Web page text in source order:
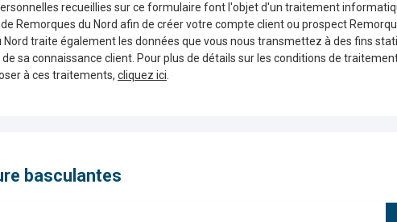
recueillies sur ce formulaire font l'objet d'un traitement
Remorques du Nord afin de créer votre compte client ou prospect
Nord traite également les données que vous nous transmettez à des fins
sa connaissance client. Pour plus de détails sur les conditions de
à ces traitements, cliquez ici
basculantes